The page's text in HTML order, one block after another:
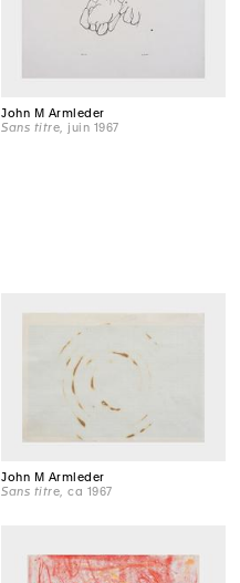
John M Armleder
Sans titre , juin 1967
John M Armleder
Sans titre , ca 1967